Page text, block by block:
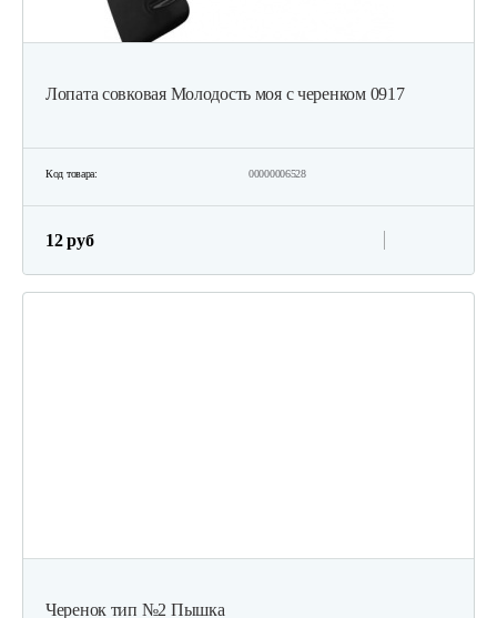
Лопата совковая Молодость моя с черенком 0917
Код товара: 00000006528
12 руб
Черенок тип №2 Пышка